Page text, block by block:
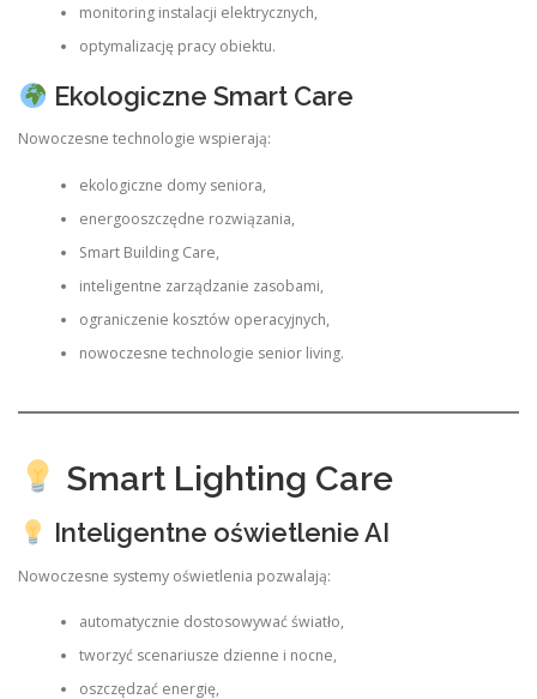
monitoring instalacji elektrycznych,
optymalizację pracy obiektu.
Ekologiczne Smart Care
Nowoczesne technologie wspierają:
ekologiczne domy seniora,
energooszczędne rozwiązania,
Smart Building Care,
inteligentne zarządzanie zasobami,
ograniczenie kosztów operacyjnych,
nowoczesne technologie senior living.
Smart Lighting Care
Inteligentne oświetlenie AI
Nowoczesne systemy oświetlenia pozwalają:
automatycznie dostosowywać światło,
tworzyć scenariusze dzienne i nocne,
oszczędzać energię,